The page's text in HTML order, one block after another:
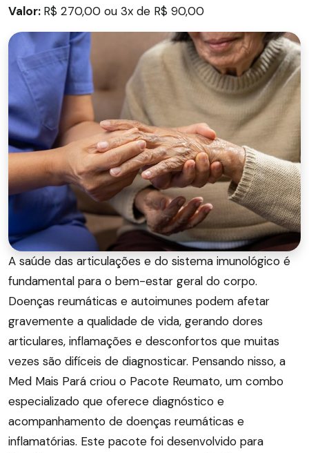
Valor: R$ 270,00 ou 3x de R$ 90,00
A saúde das articulações e do sistema imunológico é
fundamental para o bem-estar geral do corpo.
Doenças reumáticas e autoimunes podem afetar
gravemente a qualidade de vida, gerando dores
articulares, inflamações e desconfortos que muitas
vezes são difíceis de diagnosticar. Pensando nisso, a
Med Mais Pará criou o Pacote Reumato, um combo
especializado que oferece diagnóstico e
acompanhamento de doenças reumáticas e
inflamatórias. Este pacote foi desenvolvido para